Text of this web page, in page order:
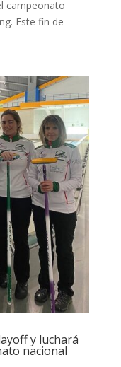
campeonato
Este fin de
y luchará
nacional